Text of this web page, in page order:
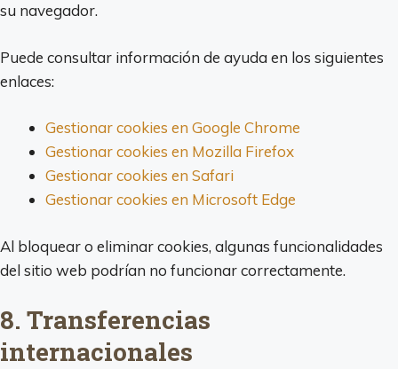
su navegador.
Puede consultar información de ayuda en los siguientes
enlaces:
Gestionar cookies en Google Chrome
Gestionar cookies en Mozilla Firefox
Gestionar cookies en Safari
Gestionar cookies en Microsoft Edge
Al bloquear o eliminar cookies, algunas funcionalidades
del sitio web podrían no funcionar correctamente.
8. Transferencias
internacionales